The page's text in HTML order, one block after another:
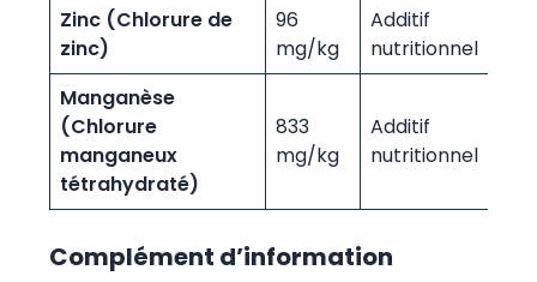
Zinc (Chlorure de
zinc)
96
mg/kg
Additif
nutritionnel
Manganèse
(Chlorure
manganeux
tétrahydraté)
833
mg/kg
Additif
nutritionnel
Complément d’information